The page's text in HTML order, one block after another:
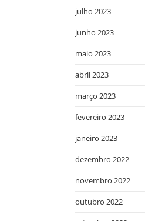
julho 2023
junho 2023
maio 2023
abril 2023
março 2023
fevereiro 2023
janeiro 2023
dezembro 2022
novembro 2022
outubro 2022